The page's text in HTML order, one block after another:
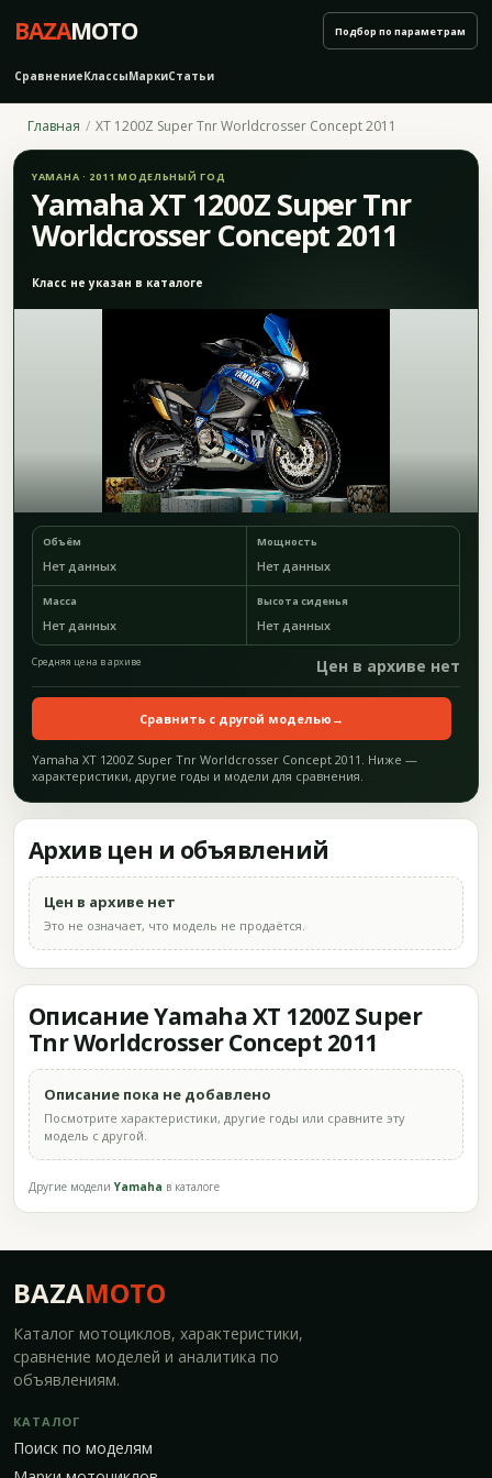
BAZAMOTO
СравнениеКлассыМаркиСтатьи
Подбор по параметрам
Главная XT 1200Z Super Tnr Worldcrosser Concept 2011
YAMAHA · 2011 МОДЕЛЬНЫЙ ГОД
Yamaha XT 1200Z Super Tnr
Worldcrosser Concept 2011
Класс не указан в каталоге
Объём
Нет данных
Мощность
Нет данных
Масса
Нет данных
Высота сиденья
Нет данных
Средняя цена в архиве Цен в архиве нет
Сравнить с другой моделью →
Yamaha XT 1200Z Super Tnr Worldcrosser Concept 2011. Ниже —
характеристики, другие годы и модели для сравнения.
Архив цен и объявлений
Цен в архиве нет
Это не означает, что модель не продаётся.
Описание Yamaha XT 1200Z Super
Tnr Worldcrosser Concept 2011
Описание пока не добавлено
Посмотрите характеристики, другие годы или сравните эту
модель с другой.
Другие моделиYamaha в каталоге
BAZAMOTO
Каталог мотоциклов, характеристики,
сравнение моделей и аналитика по
объявлениям.
КАТАЛОГ
Поиск по моделям